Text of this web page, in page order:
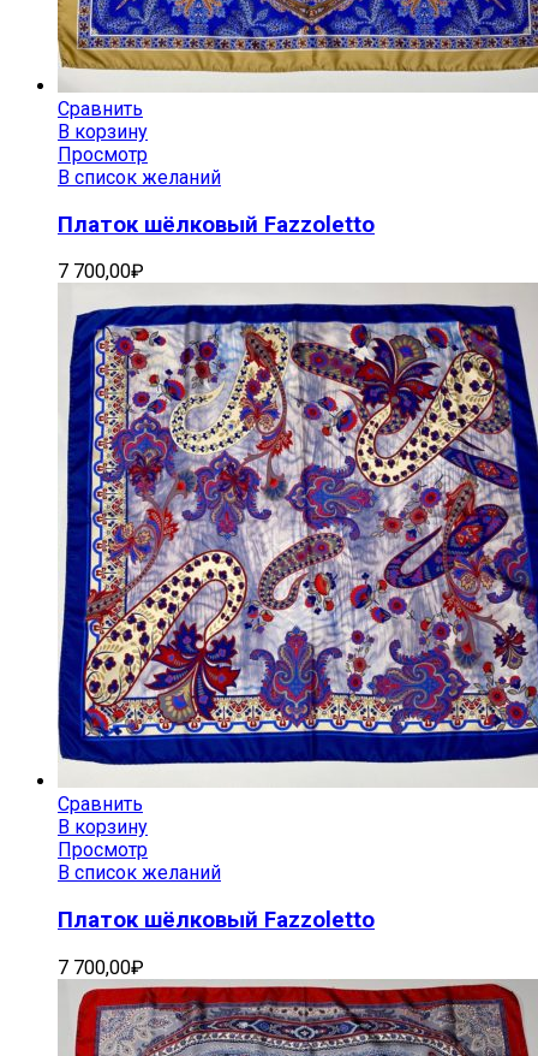
Сравнить
В корзину
Просмотр
В список желаний
Платок шёлковый Fazzoletto
7 700,00₽
Сравнить
В корзину
Просмотр
В список желаний
Платок шёлковый Fazzoletto
7 700,00₽